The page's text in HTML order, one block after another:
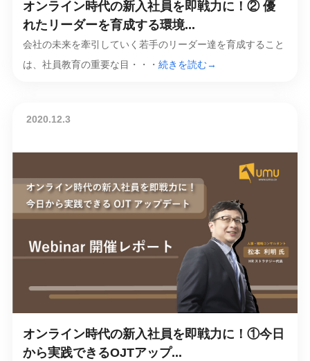
オンライン時代の新入社員を即戦力に！② 優
れたリーダーを育成する環境...
会社の未来を牽引していく若手のリーダー達を育成すること
は、社員教育の重要な目・・・ 続きを読む→
2020.12.3
オンライン時代の新入社員を即戦力に！①今日
から実践できるOJTアップ...